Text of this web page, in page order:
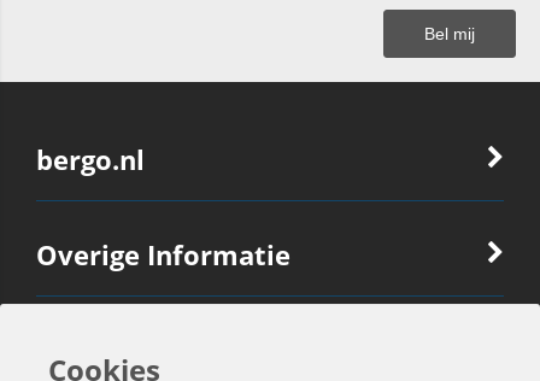
bergo.nl
Overige Informatie
Ook Interessant
Cookies